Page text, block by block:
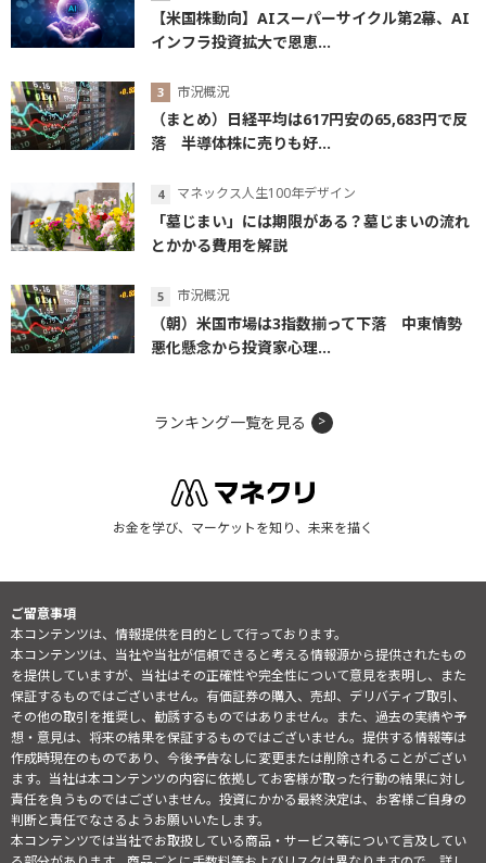
【米国株動向】AIスーパーサイクル第2幕、AI
インフラ投資拡大で恩恵...
市況概況
（まとめ）日経平均は617円安の65,683円で反
落 半導体株に売りも好...
マネックス人生100年デザイン
「墓じまい」には期限がある？墓じまいの流れ
とかかる費用を解説
市況概況
（朝）米国市場は3指数揃って下落 中東情勢
悪化懸念から投資家心理...
ランキング一覧を見る
お金を学び、マーケットを知り、未来を描く
ご留意事項
本コンテンツは、情報提供を目的として行っております。
本コンテンツは、当社や当社が信頼できると考える情報源から提供されたもの
を提供していますが、当社はその正確性や完全性について意見を表明し、また
保証するものではございません。有価証券の購入、売却、デリバティブ取引、
その他の取引を推奨し、勧誘するものではありません。また、過去の実績や予
想・意見は、将来の結果を保証するものではございません。提供する情報等は
作成時現在のものであり、今後予告なしに変更または削除されることがござい
ます。当社は本コンテンツの内容に依拠してお客様が取った行動の結果に対し
責任を負うものではございません。投資にかかる最終決定は、お客様ご自身の
判断と責任でなさるようお願いいたします。
本コンテンツでは当社でお取扱している商品・サービス等について言及してい